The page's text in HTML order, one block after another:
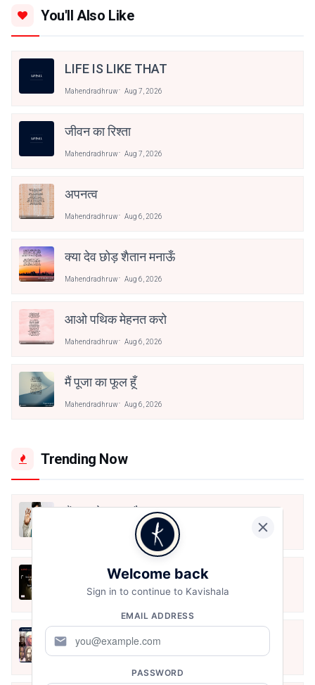
You'll Also Like
LIFE IS LIKE THAT
Mahendradhruw Aug 7, 2026
जीवन का रिश्ता
Mahendradhruw Aug 7, 2026
अपनत्व
Mahendradhruw Aug 6, 2026
क्या देव छोड़ शैतान मनाऊँ
Mahendradhruw Aug 6, 2026
आओ पथिक मेहनत करो
Mahendradhruw Aug 6, 2026
मैं पूजा का फूल हूँ
Mahendradhruw Aug 6, 2026
Trending Now
मैं शून्य पे सवार हूँ
अंतिम ऊँचाई - कुँवर नारायण | Stay Home
Stay Safe | TVF's Aspirants
May 8, 2021
10 Greatest Hindi Poets Of India
Welcome back
Sign in to continue to Kavishala
EMAIL ADDRESS
mail
PASSWORD